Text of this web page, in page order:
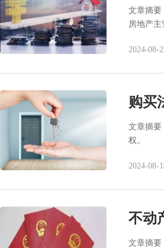
文章摘要
房地产主
2024-08-
购买
文章摘要
权。
2024-08-
不动
文章摘要